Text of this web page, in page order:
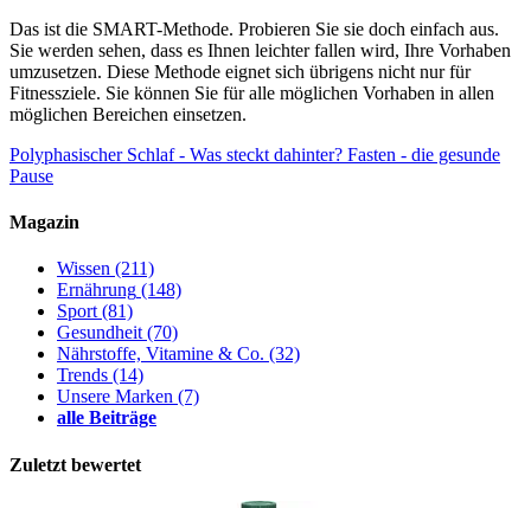
Das ist die SMART-Methode. Probieren Sie sie doch einfach aus.
Sie werden sehen, dass es Ihnen leichter fallen wird, Ihre Vorhaben
umzusetzen. Diese Methode eignet sich übrigens nicht nur für
Fitnessziele. Sie können Sie für alle möglichen Vorhaben in allen
möglichen Bereichen einsetzen.
Polyphasischer Schlaf - Was steckt dahinter? Fasten - die gesunde
Pause
Magazin
Wissen (211)
Ernährung (148)
Sport(81)
Gesundheit(70)
Nährstoffe, Vitamine & Co. (32)
Trends (14)
Unsere Marken (7)
alle Beiträge
Zuletzt bewertet